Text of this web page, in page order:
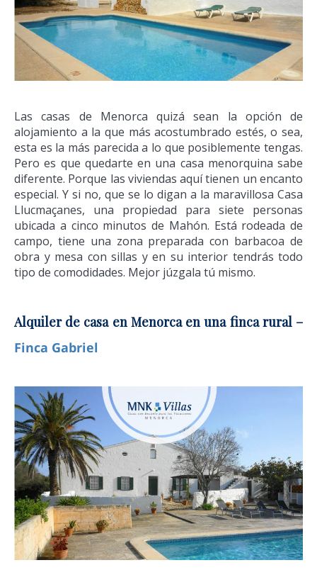
Las casas de Menorca quizá sean la opción de
alojamiento a la que más acostumbrado estés, o sea,
esta es la más parecida a lo que posiblemente tengas.
Pero es que quedarte en una casa menorquina sabe
diferente. Porque las viviendas aquí tienen un encanto
especial. Y si no, que se lo digan a la maravillosa Casa
Llucmaçanes, una propiedad para siete personas
ubicada a cinco minutos de Mahón. Está rodeada de
campo, tiene una zona preparada con barbacoa de
obra y mesa con sillas y en su interior tendrás todo
tipo de comodidades. Mejor júzgala tú mismo.
Alquiler de casa en Menorca en una finca rural –
Finca Gabriel